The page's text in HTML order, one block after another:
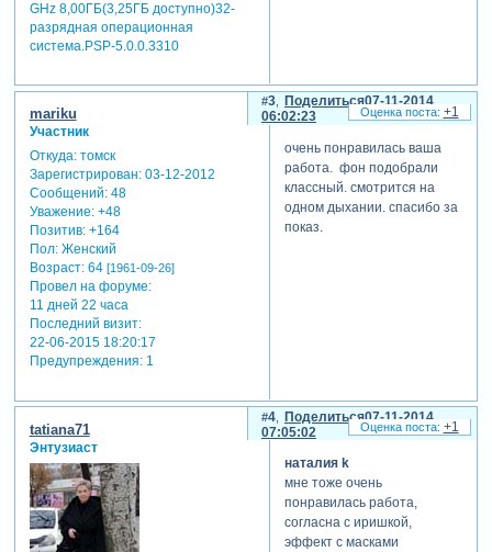
GHz 8,00ГБ(3,25ГБ доступно)32-
разрядная операционная
система.PSP-5.0.0.3310
Поделиться
3
07-11-2014
06:02:23
mariku
Участник
Откуда:томск
Зарегистрирован: 03-12-2012
Сообщений:48
Уважение: +48
Позитив: +164
Пол:Женский
Возраст:64 [1961-09-26]
Провел на форуме:
11 дней 22 часа
Последний визит:
22-06-2015 18:20:17
Предупреждения:1
очень понравилась ваша
работа. фон подобрали
классный. смотрится на
одном дыхании. спасибо за
показ.
+1
Поделиться
4
07-11-2014
07:05:02
tatiana71
Энтузиаст
наталия k
мне тоже очень
понравилась работа,
согласна с иришкой,
эффект с масками
+1